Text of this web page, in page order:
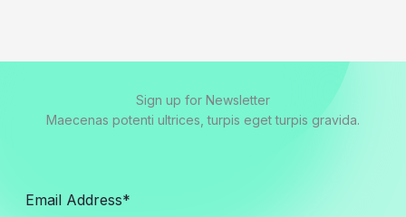
Sign up for Newsletter
Maecenas potenti ultrices, turpis eget turpis gravida.